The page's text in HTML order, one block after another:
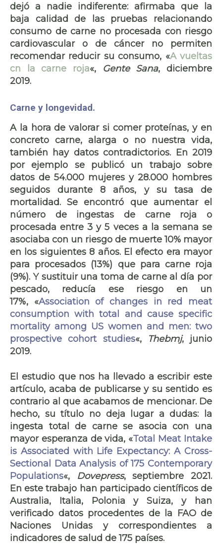
dejó a nadie indiferente: afirmaba que la
baja calidad de las pruebas relacionando
consumo de carne no procesada con riesgo
cardiovascular o de cáncer no permiten
recomendar reducir su consumo, «A vueltas
cn la carne roja«, Gente Sana, diciembre
2019.
Carne y longevidad.
A la hora de valorar si comer proteínas, y en
concreto carne, alarga o no nuestra vida,
también hay datos contradictorios. En 2019
por ejemplo se publicó un trabajo sobre
datos de 54.000 mujeres y 28.000 hombres
seguidos durante 8 años, y su tasa de
mortalidad. Se encontró que aumentar el
número de ingestas de carne roja o
procesada entre 3 y 5 veces a la semana se
asociaba con un riesgo de muerte 10% mayor
en los siguientes 8 años. El efecto era mayor
para procesados (13%) que para carne roja
(9%). Y sustituir una toma de carne al día por
pescado, reducía ese riesgo en un
17%, «Association of changes in red meat
consumption with total and cause specific
mortality among US women and men: two
prospective cohort studies«,Thebmj, junio
2019.
El estudio que nos ha llevado a escribir este
artículo, acaba de publicarse y su sentido es
contrario al que acabamos de mencionar. De
hecho, su título no deja lugar a dudas: la
ingesta total de carne se asocia con una
mayor esperanza de vida, «Total Meat Intake
is Associated with Life Expectancy: A Cross-
Sectional Data Analysis of 175 Contemporary
Populations«, Dovepress, septiembre 2021.
En este trabajo han participado científicos de
Australia, Italia, Polonia y Suiza, y han
verificado datos procedentes de la FAO de
Naciones Unidas y correspondientes a
indicadores de salud de175 países.